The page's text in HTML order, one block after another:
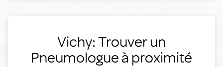
Vichy: Trouver un
Pneumologue à proximité